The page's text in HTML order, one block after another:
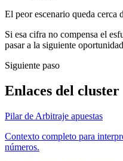
El peor escenario queda cerca
Si esa cifra no compensa el
pasar a la siguiente
Siguiente paso
Enlaces del cluster
Pilar de Arbitraje apuestas
Contexto completo para
números.